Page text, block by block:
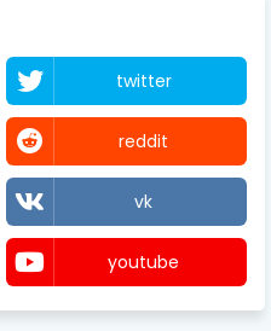
twitter
reddit
vk
youtube